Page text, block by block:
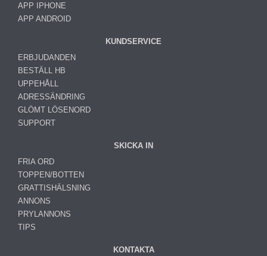
APP IPHONE
APP ANDROID
KUNDSERVICE
ERBJUDANDEN
BESTÄLL HB
UPPEHÅLL
ADRESSÄNDRING
GLÖMT LÖSENORD
SUPPORT
SKICKA IN
FRIA ORD
TOPPEN/BOTTEN
GRATTISHÄLSNING
ANNONS
PRYLANNONS
TIPS
KONTAKTA